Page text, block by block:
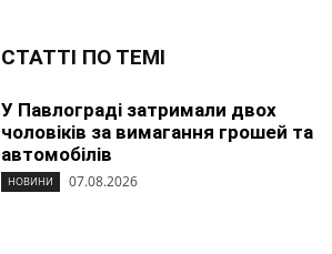
СТАТТІ ПО ТЕМІ
У Павлограді затримали двох
чоловіків за вимагання грошей та
автомобілів
НОВИНИ 07.08.2026